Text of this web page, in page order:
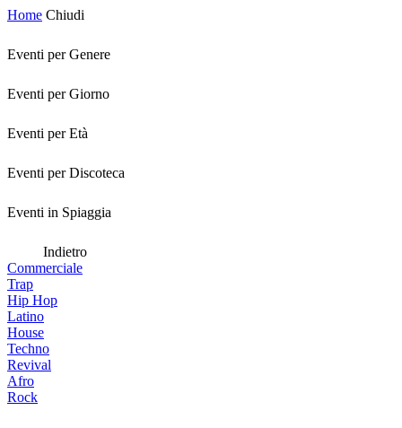
Home Chiudi
Eventi per Genere
Eventi per Giorno
Eventi per Età
Eventi per Discoteca
Eventi in Spiaggia
Indietro
Commerciale
Trap
Hip Hop
Latino
House
Techno
Revival
Afro
Rock